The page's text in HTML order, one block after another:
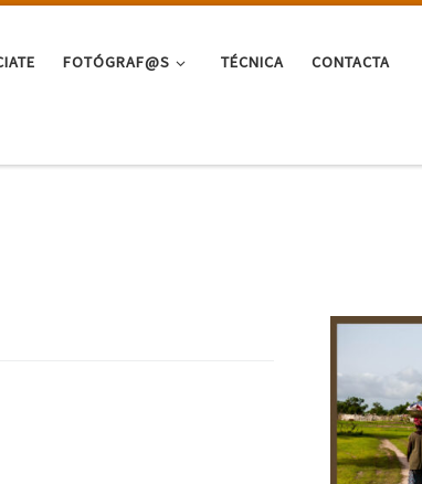
FOTÓGRAF@S TÉCNICA CONTACTA